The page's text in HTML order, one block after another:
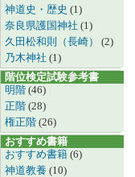
神道史・歴史 (1)
奈良県護国神社 (1)
久田松和則（長崎） (2)
乃木神社 (1)
階位検定試験参考書
明階 (46)
正階 (28)
権正階 (26)
おすすめ書籍
おすすめ書籍 (6)
神道教養 (10)